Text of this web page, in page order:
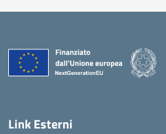
Link Esterni